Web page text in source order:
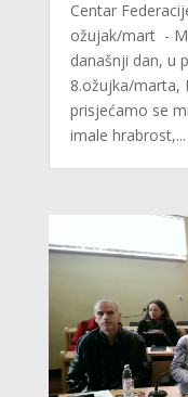
Centar
ožujak/mart -
današnji dan, u
8.ožujka/marta,
prisjećamo se
imale hrabrost,...